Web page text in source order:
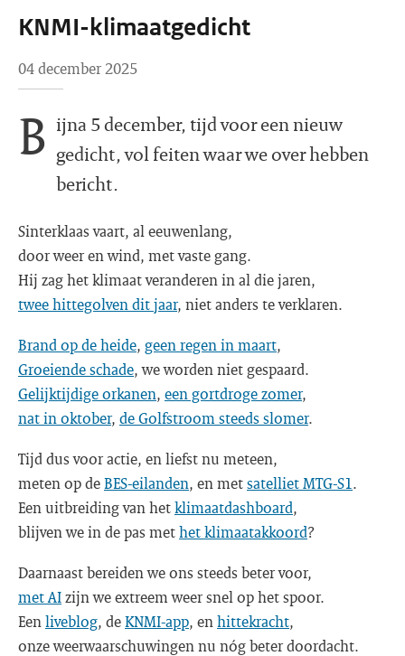
KNMI-klimaatgedicht
04 december 2025
B ijna 5 december, tijd voor een nieuw
gedicht, vol feiten waar we over hebben
bericht.
Sinterklaas vaart, al eeuwenlang,
door weer en wind, met vaste gang.
Hij zag het klimaat veranderen in al die jaren,
twee hittegolven dit jaar, niet anders te verklaren.
Brand op de heide, geen regen in maart,
Groeiende schade, we worden niet gespaard.
Gelijktijdige orkanen, een gortdroge zomer,
nat in oktober, de Golfstroom steeds slomer.
Tijd dus voor actie, en liefst nu meteen,
meten op deBES-eilanden, en metsatelliet MTG-S1.
Een uitbreiding van hetklimaatdashboard,
blijven we in de pas methet klimaatakkoord?
Daarnaast bereiden we ons steeds beter voor,
met AIzijn we extreem weer snel op het spoor.
Een liveblog, deKNMI-app, en hittekracht,
onze weerwaarschuwingen nu nóg beter doordacht.